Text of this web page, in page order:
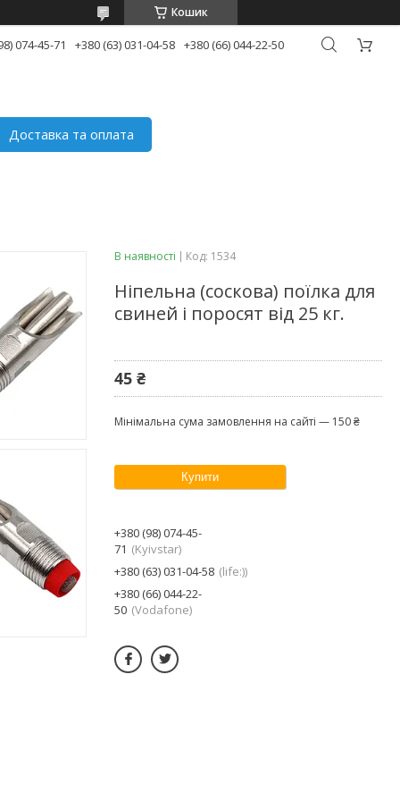
Кошик
074-45-71 +380 (63) 031-04-58 +380 (66) 044-22-50
Доставка та оплата
В наявності Код: 1534
Ніпельна (соскова) поїлка для
свиней і поросят від 25 кг.
45 ₴
Мінімальна сума замовлення на сайті — 150 ₴
Купити
+380 (98) 074-45-
71
Kyivstar
+380 (63) 031-04-58 life:)
+380 (66) 044-22-
50 Vodafone